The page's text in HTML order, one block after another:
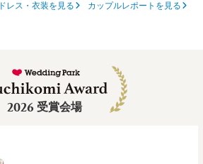
ドレス・衣装を見る カップルレポートを見る
2026 受賞会場